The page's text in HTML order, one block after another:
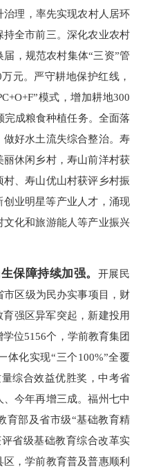
理，率先实现农村人居环
全市前三。深化农业农村
，规范农村集体“三资”管
元。严守耕地保护红线，
模式，增加耕地300
成粮食种植任务。全面落
好水土流失综合整治。寿
休闲乡村，寿山前洋村获
、寿山优山村获评乡村振
创业明星等产业人才，涌现
化和旅游能人等产业振兴
保障持续加强。 开展民
区级为民办实事项目，财
强区异军突起，新建投用
位5156个，学前教育集团
体化实现“三个100%”全覆
综合效益优胜奖，中考省
今年再增三成。福州七中
育部及省市级“基础教育精
省级基础教育综合改革实
，学前教育普及普惠顺利